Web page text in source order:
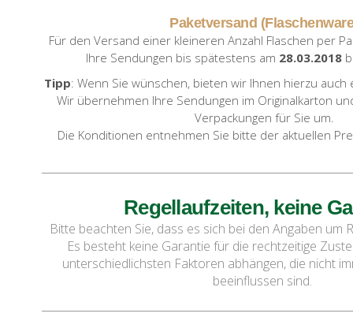
Paketversand
Für den Versand einer kleineren Anzahl Flaschen per
Ihre Sendungen bis spätestens am 28.03.2018
Tipp: Wenn Sie wünschen, bieten wir Ihnen hierzu auch
Wir übernehmen Ihre Sendungen im Originalkarton
Verpackungen für Sie um.
Die Konditionen entnehmen Sie bitte der aktuellen
Regellaufzeiten, keine
Bitte beachten Sie, dass es sich bei den Angaben um
Es besteht keine Garantie für die rechtzeitige
unterschiedlichsten Faktoren abhängen, die nicht
beeinflussen sind.